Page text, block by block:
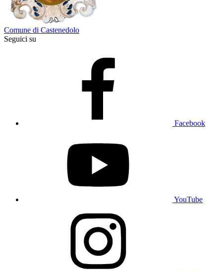
Comune di Castenedolo
Seguici su
Facebook
YouTube